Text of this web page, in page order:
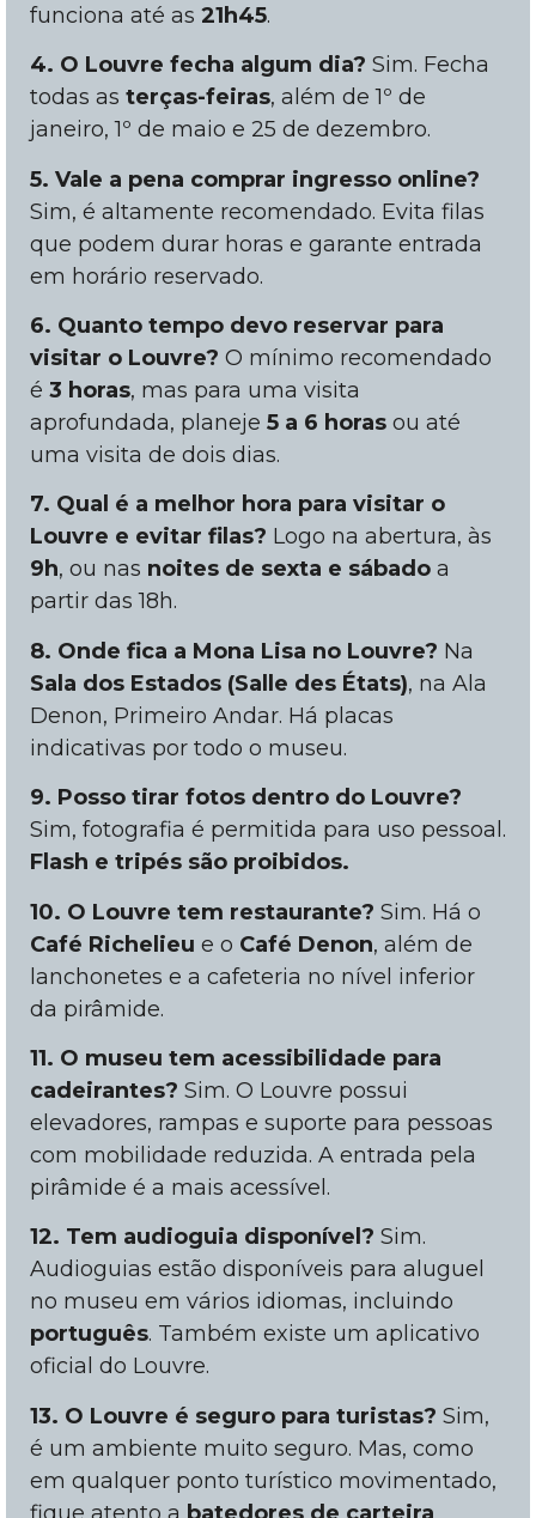
funciona até as 21h45.
4. O Louvre fecha algum dia? Sim. Fecha
todas as terças-feiras, além de 1º de
janeiro, 1º de maio e 25 de dezembro.
5. Vale a pena comprar ingresso online?
Sim, é altamente recomendado. Evita filas
que podem durar horas e garante entrada
em horário reservado.
6. Quanto tempo devo reservar para
visitar o Louvre? O mínimo recomendado
é 3 horas, mas para uma visita
aprofundada, planeje 5 a 6 horas ou até
uma visita de dois dias.
7. Qual é a melhor hora para visitar o
Louvre e evitar filas? Logo na abertura, às
9h, ou nas noites de sexta e sábado a
partir das 18h.
8. Onde fica a Mona Lisa no Louvre? Na
Sala dos Estados (Salle des États), na Ala
Denon, Primeiro Andar. Há placas
indicativas por todo o museu.
9. Posso tirar fotos dentro do Louvre?
Sim, fotografia é permitida para uso pessoal.
Flash e tripés são proibidos.
10. O Louvre tem restaurante? Sim. Há o
Café Richelieu e o Café Denon, além de
lanchonetes e a cafeteria no nível inferior
da pirâmide.
11. O museu tem acessibilidade para
cadeirantes? Sim. O Louvre possui
elevadores, rampas e suporte para pessoas
com mobilidade reduzida. A entrada pela
pirâmide é a mais acessível.
12. Tem audioguia disponível? Sim.
Audioguias estão disponíveis para aluguel
no museu em vários idiomas, incluindo
português. Também existe um aplicativo
oficial do Louvre.
13. O Louvre é seguro para turistas? Sim,
é um ambiente muito seguro. Mas, como
em qualquer ponto turístico movimentado,